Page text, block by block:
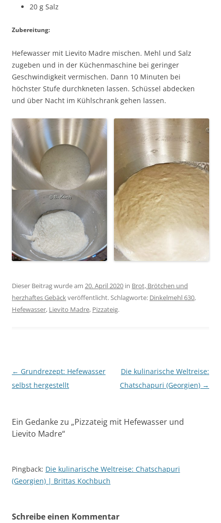
20 g Salz
Zubereitung:
Hefewasser mit Lievito Madre mischen. Mehl und Salz
zugeben und in der Küchenmaschine bei geringer
Geschwindigkeit vermischen. Dann 10 Minuten bei
höchster Stufe durchkneten lassen. Schüssel abdecken
und über Nacht im Kühlschrank gehen lassen.
Dieser Beitrag wurde am 20. April 2020 in Brot, Brötchen und
herzhaftes Gebäckveröffentlicht. Schlagworte: Dinkelmehl 630,
Hefewasser, Lievito Madre, Pizzateig.
Beitragsnavigation
← Grundrezept: Hefewasser
selbst hergestellt
Die kulinarische Weltreise:
Chatschapuri (Georgien) →
Ein Gedanke zu „Pizzateig mit Hefewasser und
Lievito Madre“
Pingback: Die kulinarische Weltreise: Chatschapuri
(Georgien) | Brittas Kochbuch
Schreibe einen Kommentar